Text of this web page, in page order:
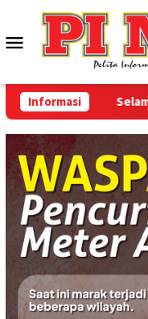
konten
Menu
Mobile
Informasi Selamat